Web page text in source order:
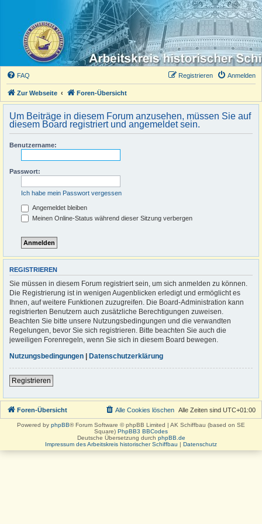
FAQ Anmelden
Registrieren
Zur Webseite Foren-Übersicht
Um Beiträge in diesem Forum anzusehen, müssen Sie auf
diesem Board registriert und angemeldet sein.
Benutzername:
Passwort:
Ich habe mein Passwort vergessen
Angemeldet bleiben
Meinen Online-Status während dieser Sitzung verbergen
REGISTRIEREN
Sie müssen in diesem Forum registriert sein, um sich anmelden zu können.
Die Registrierung ist in wenigen Augenblicken erledigt und ermöglicht es
Ihnen, auf weitere Funktionen zuzugreifen. Die Board-Administration kann
registrierten Benutzern auch zusätzliche Berechtigungen zuweisen.
Beachten Sie bitte unsere Nutzungsbedingungen und die verwandten
Regelungen, bevor Sie sich registrieren. Bitte beachten Sie auch die
jeweiligen Forenregeln, wenn Sie sich in diesem Board bewegen.
Nutzungsbedingungen | Datenschutzerklärung
Registrieren
Foren-Übersicht Alle Zeiten sind UTC+01:00
Alle Cookies löschen
Powered by phpBB® Forum Software © phpBB Limited | AK Schiffbau (based on SE
Square) PhpBB3 BBCodes
Deutsche Übersetzung durch phpBB.de
Impressum des Arbeitskreis historischer Schiffbau | Datenschutz